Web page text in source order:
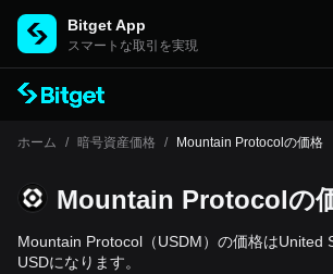
Bitget App
スマートな取引を実現
ホーム / 暗号資産価格 / Mountain Protocolの価格
Mountain Protocolの‌
Mountain Protocol（USDM）の価格はUnited
USDになります。